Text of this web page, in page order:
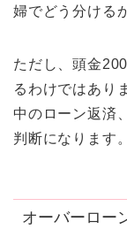
婦でどう分ける
ただし、頭金
るわけではあり
中のローン返済
判断になります。
オーバーロー